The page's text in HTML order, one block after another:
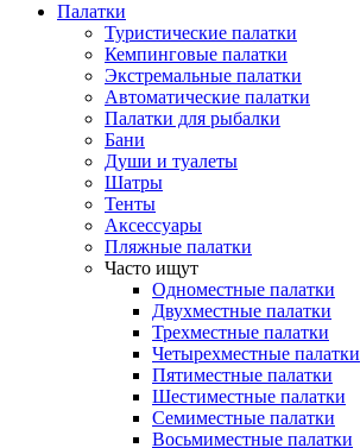
Палатки
Туристические палатки
Кемпинговые палатки
Экстремальные палатки
Автоматические палатки
Палатки для рыбалки
Бани
Души и туалеты
Шатры
Тенты
Аксессуары
Пляжные палатки
Часто ищут
Одноместные палатки
Двухместные палатки
Трехместные палатки
Четырехместные палатки
Пятиместные палатки
Шестиместные палатки
Семиместные палатки
Восьмиместные палатки